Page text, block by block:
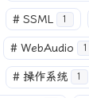
# SSML 1
# WebAudio 1
# 操作系统 1